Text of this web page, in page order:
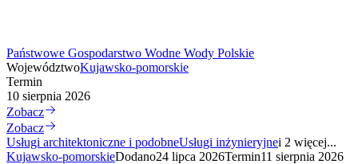
Państwowe Gospodarstwo Wodne Wody Polskie
WojewództwoKujawsko-pomorskie
Termin
10 sierpnia 2026
Zobacz
Zobacz
Usługi architektoniczne i podobneUsługi inżynieryjnei 2 więcej...
Kujawsko-pomorskieDodano24 lipca 2026Termin11 sierpnia 2026